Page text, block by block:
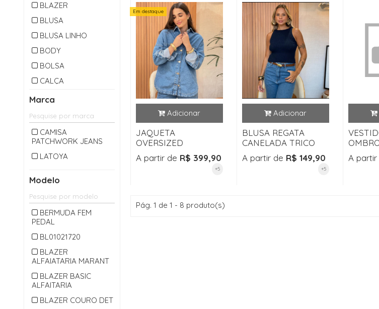
BLAZER
BLUSA
BLUSA LINHO
BODY
BOLSA
CALÇA
CALÇA LONGA
CARDIGAM
CASACO
CASAQUETO
CINTO
COLETE
CONJUNTO
CROPPED
JAQUETA
JARDINEIRA
JEANS
Marca
CAMISA
PATCHWORK JEANS
LATOYA
Modelo
BERMUDA FEM
PEDAL
BL01021720
BLAZER
ALFAIATARIA MARANT
BLAZER BASIC
ALFAITARIA
BLAZER COURO DET
Em destaque
JAQUETA
OVERSIZED
A partir de R$ 399,90
+5
BLUSA REGATA
CANELADA TRICO
A partir de R$ 149,90
+5
A partir
Pág. 1 de 1 - 8 produto(s)